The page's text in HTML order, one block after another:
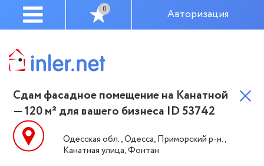
0 Авторизация
Сдам фасадное помещение на Канатной
— 120 м² для вашего бизнеса ID 53742
Одесская обл., Одесса, Приморский р-н.,
Канатная улица, Фонтан